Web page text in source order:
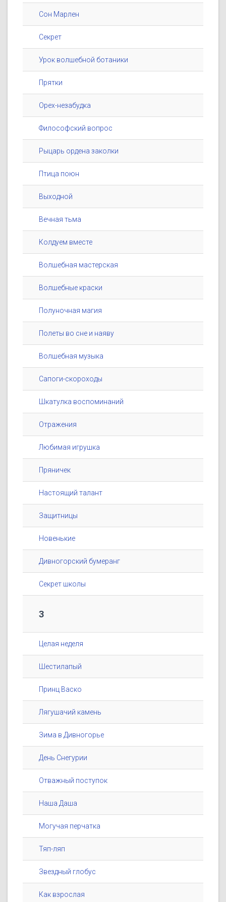
Сон Марлен
Секрет
Урок волшебной ботаники
Прятки
Орех-незабудка
Философский вопрос
Рыцарь ордена заколки
Птица поюн
Выходной
Вечная тьма
Колдуем вместе
Волшебная мастерская
Волшебные краски
Полуночная магия
Полеты во сне и наяву
Волшебная музыка
Сапоги-скороходы
Шкатулка воспоминаний
Отражения
Любимая игрушка
Пряничек
Настоящий талант
Защитницы
Новенькие
Дивногорский бумеранг
Секрет школы
3
Целая неделя
Шестилапый
Принц Васко
Лягушачий камень
Зима в Дивногорье
День Снегурии
Отважный поступок
Наша Даша
Могучая перчатка
Тяп-ляп
Звездный глобус
Как взрослая